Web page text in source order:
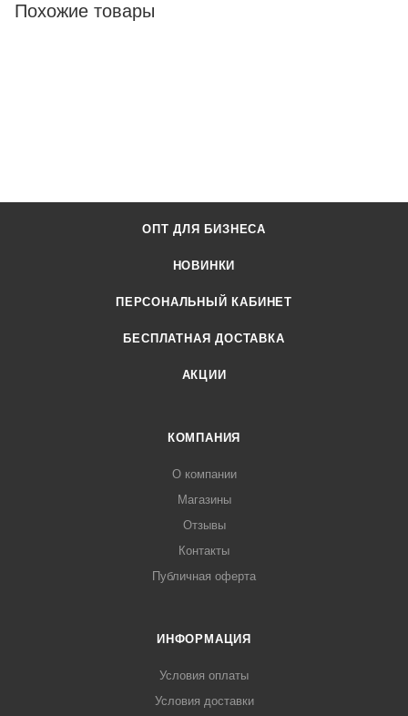
Похожие товары
ОПТ ДЛЯ БИЗНЕСА
НОВИНКИ
ПЕРСОНАЛЬНЫЙ КАБИНЕТ
БЕСПЛАТНАЯ ДОСТАВКА
АКЦИИ
КОМПАНИЯ
О компании
Магазины
Отзывы
Контакты
Публичная оферта
ИНФОРМАЦИЯ
Условия оплаты
Условия доставки